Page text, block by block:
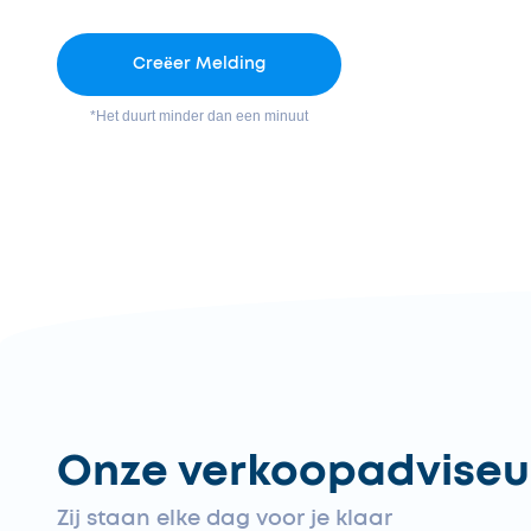
Creëer Melding
*Het duurt minder dan een minuut
Onze
Zij staan elke dag voor je klaar